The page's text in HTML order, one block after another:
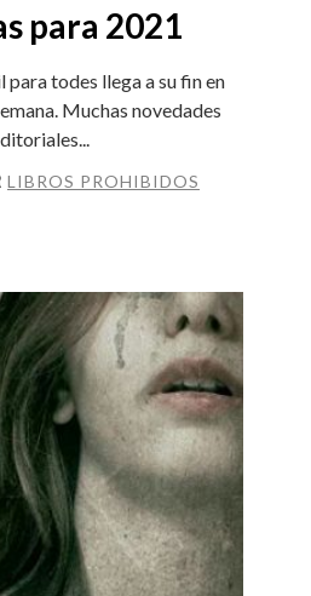
para 2021
para todes llega a su fin en
Muchas novedades
LIBROS PROHIBIDOS